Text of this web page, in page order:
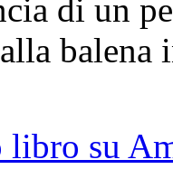
di un
balena
su